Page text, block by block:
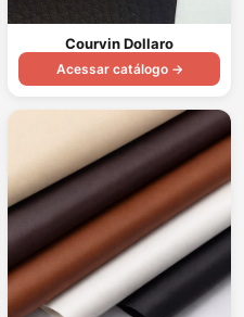
Courvin Dollaro
Acessar catálogo →